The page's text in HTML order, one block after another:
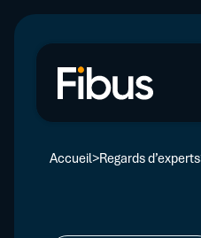
Accueil Regards d’experts